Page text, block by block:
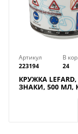
Артикул
223194
В
24
КРУЖКА
ЗНАКИ, 500 МЛ,